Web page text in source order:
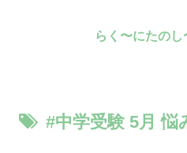
らく〜にたの
#中学受験 5月 悩